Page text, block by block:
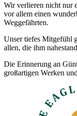
Wir verlieren nicht nur
vor allem einen
Weggefährten.
Unser tiefes Mitgefühl
allen, die ihm
Die Erinnerung an
großartigen Werken